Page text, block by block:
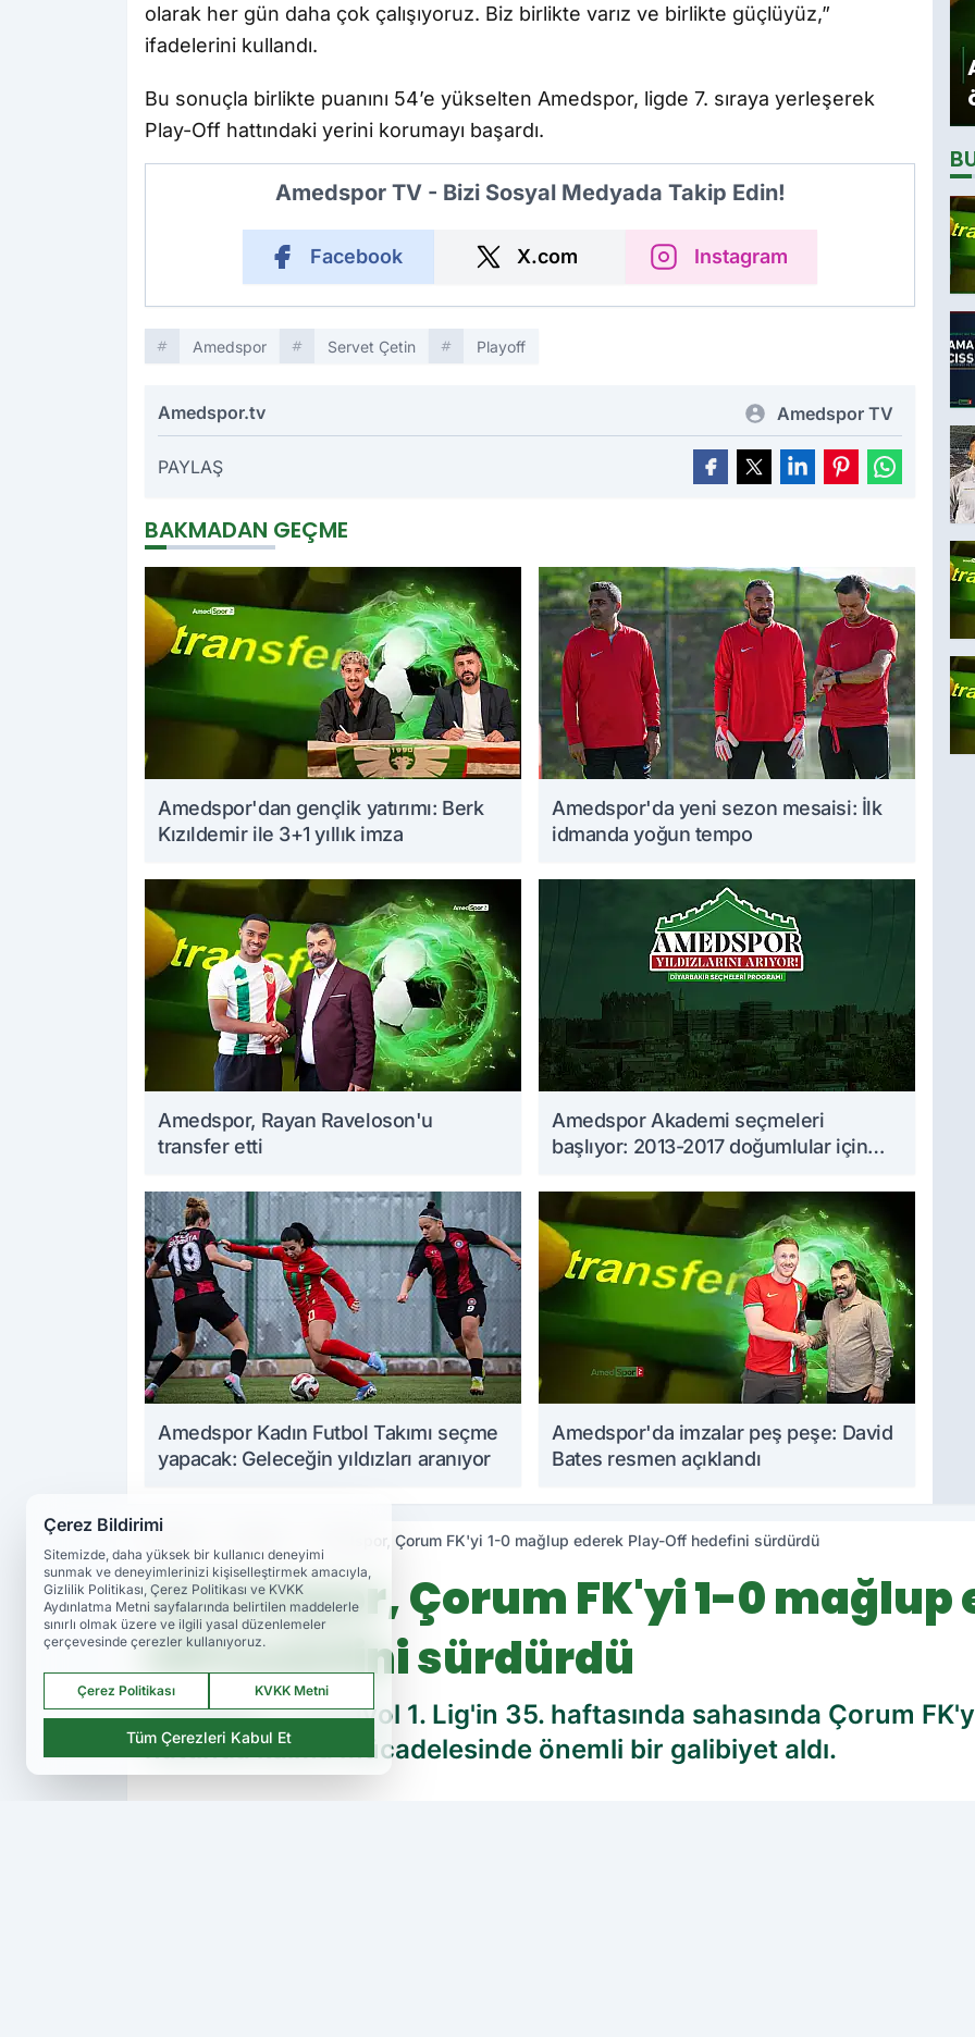
olarak her gün daha çok çalışıyoruz. Biz birlikte varız ve birlikte güçlüyüz,”
ifadelerini kullandı.
Bu sonuçla birlikte puanını 54’e yükselten Amedspor, ligde 7. sıraya yerleşerek
Play-Off hattındaki yerini korumayı başardı.
Amedspor TV - Bizi Sosyal Medyada Takip Edin!
Facebook X.com Instagram
Amedspor Servet Çetin Playoff
Amedspor.tv Amedspor TV
PAYLAŞ
BAKMADAN GEÇME
Amedspor'dan gençlik yatırımı: Berk
Kızıldemir ile 3+1 yıllık imza
Amedspor'da yeni sezon mesaisi: İlk
idmanda yoğun tempo
Amedspor, Rayan Raveloson'u
transfer etti
Amedspor Akademi seçmeleri
başlıyor: 2013-2017 doğumlular için
Amedspor Kadın Futbol Takımı seçme
yapacak: Geleceğin yıldızları aranıyor
Amedspor'da imzalar peş peşe: David
Bates resmen açıklandı
Amedspor, Çorum FK'yi 1-0 mağlup ederek Play-Off hedefini sürdürdü
Amedspor, Çorum FK'yi 1-0 mağlup
Off hedefini sürdürdü
Amedspor, Trendyol 1. Lig'in 35. haftasında sahasında Çorum
hattında kalma mücadelesinde önemli bir galibiyet aldı.
Çerez Bildirimi
Sitemizde, daha yüksek bir kullanıcı deneyimi
sunmak ve deneyimlerinizi kişiselleştirmek amacıyla,
Gizlilik Politikası, Çerez Politikası ve KVKK
Aydınlatma Metni sayfalarında belirtilen maddelerle
sınırlı olmak üzere ve ilgili yasal düzenlemeler
çerçevesinde çerezler kullanıyoruz.
Çerez Politikası KVKK Metni
Tüm Çerezleri Kabul Et